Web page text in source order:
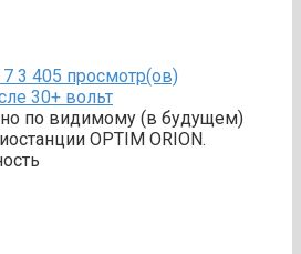
7 3 405 просмотр(ов)
30+ вольт
но по видимому (в будущем)
OPTIM ORION.